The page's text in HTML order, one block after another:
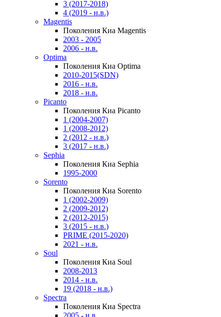
3 (2017-2018)
4 (2019 - н.в.)
Magentis
Поколения Киа Magentis
2003 - 2005
2006 - н.в.
Optima
Поколения Киа Optima
2010-2015(SDN)
2016 - н.в.
2018 - н.в.
Picanto
Поколения Киа Picanto
1 (2004-2007)
1 (2008-2012)
2 (2012 - н.в.)
3 (2017 - н.в.)
Sephia
Поколения Киа Sephia
1995-2000
Sorento
Поколения Киа Sorento
1 (2002-2009)
2 (2009-2012)
2 (2012-2015)
3 (2015 - н.в.)
PRIME (2015-2020)
2021 - н.в.
Soul
Поколения Киа Soul
2008-2013
2014 - н.в.
19 (2018 - н.в.)
Spectra
Поколения Киа Spectra
2005 - н.в.